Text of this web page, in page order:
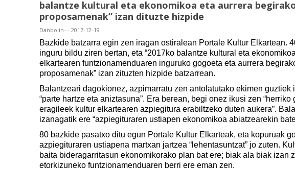
balantze kultural eta ekonomikoa eta aurrera
proposamenak” izan dituzte hizpide
Danbolin— 2017-12-19
Bazkide batzarra egin zen iragan ostiralean Portale Kultur Elkartean.
inguru bildu ziren bertan, eta “2017ko balantze kultural eta
elkartearen funtzionamenduaren inguruko gogoeta eta aurrera
proposamenak” izan zituzten hizpide batzarrean.
Balantzeari dagokionez, azpimarratu zen antolatutako ekimen guztiek
“parte hartze eta aniztasuna”. Era berean, begi onez ikusi zen “herriko
eragileek kultur elkartearen azpiegitura erabiltzeko duten aukera”.
izanagatik ere “azpiegituraren ustiapen ekonomikoa abiatzearekin
80 bazkide pasatxo ditu egun Portale Kultur Elkarteak, eta kopuruak
azpiegituraren ustiapena martxan jartzea “lehentasuntzat” jo zuten.
baita bideragarritasun ekonomikorako plan bat ere; biak ala biak izan
etorkizuneko funtzionamenduaren berri ere eman zen.